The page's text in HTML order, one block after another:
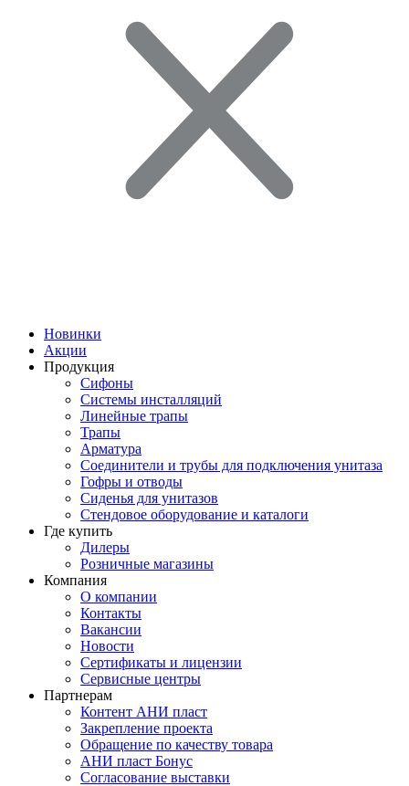
Новинки
Акции
Продукция
Сифоны
Системы инсталляций
Линейные трапы
Трапы
Арматура
Соединители и трубы для подключения унитаза
Гофры и отводы
Сиденья для унитазов
Стендовое оборудование и каталоги
Где купить
Дилеры
Розничные магазины
Компания
О компании
Контакты
Вакансии
Новости
Сертификаты и лицензии
Сервисные центры
Партнерам
Контент АНИ пласт
Закрепление проекта
Обращение по качеству товара
АНИ пласт Бонус
Согласование выставки